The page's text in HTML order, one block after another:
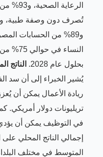
الرعاية
و89% من الحسابات
النساء
بحلول عام 2028.
الناتج
يُشير الخبراء إلى أن سد
تريليونات دولار أمريكي.
في التوظيف يمكن أن
المتوسط في مختلف